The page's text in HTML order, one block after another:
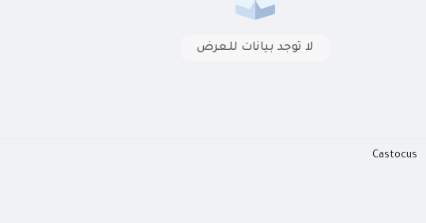
لا توجد بيانات للعرض